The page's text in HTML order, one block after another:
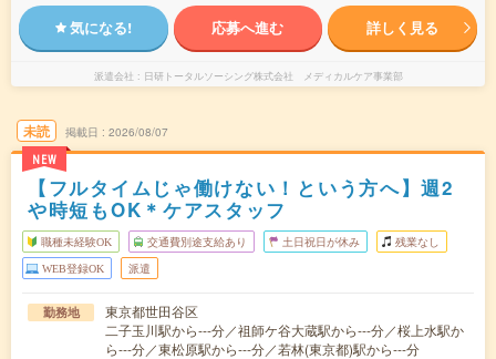
気になる! 応募へ進む 詳しく見る
派遣会社 日研トータルソーシング株式会社 メディカルケア事業部
未読
NEW
掲載日 2026/08/07
【フルタイムじゃ働けない！という方へ】週2
や時短もOK＊ケアスタッフ
職種未経験OK 交通費別途支給あり 土日祝日が休み 残業なし
WEB登録OK 派遣
勤務地
東京都世田谷区
二子玉川駅から---分／祖師ケ谷大蔵駅から---分／桜上水駅か
ら---分／東松原駅から---分／若林(東京都)駅から---分